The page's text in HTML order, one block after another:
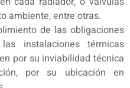
ambiente, entre otras.
de las obligaciones
instalaciones térmicas
por su inviabilidad técnica
por su ubicación en